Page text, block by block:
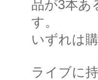
品が3本あ
す。
いずれは
ライブに